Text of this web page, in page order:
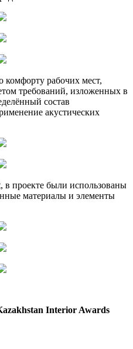
рабочих мест,
требований, изложенных в
состав
акустических
в проекте были использованы
материалы и элементы
Interior Awards